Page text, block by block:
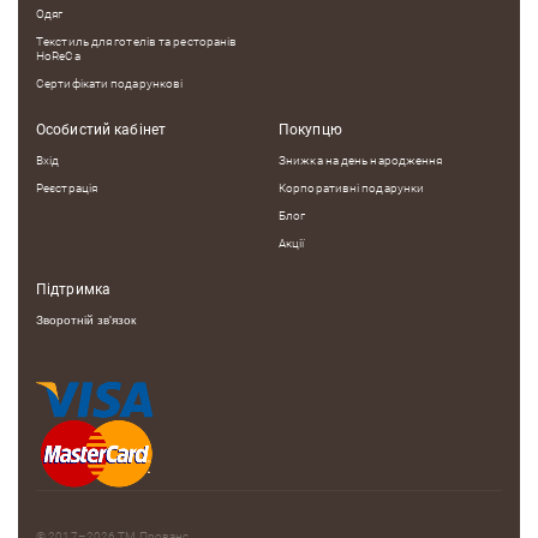
Одяг
Текстиль для готелів та ресторанів
HoReCa
Сертифікати подарункові
Особистий кабінет
Вхід
Реєстрація
Покупцю
Знижка на день народження
Корпоративні подарунки
Блог
Акції
Підтримка
Зворотній зв'язок